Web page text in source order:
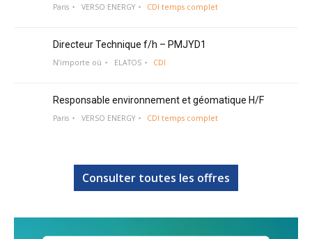
Paris VERSO ENERGY CDI temps complet
Directeur Technique f/h – PMJYD1
N’importe où ELATOS CDI
Responsable environnement et géomatique H/F
Paris VERSO ENERGY CDI temps complet
Consulter toutes les offres